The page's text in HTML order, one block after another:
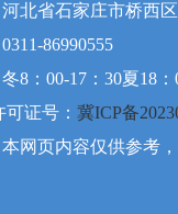
北省石家庄市桥西
86990555
8：00-17：30夏18：
证号： 冀ICP备
网页内容仅供参考